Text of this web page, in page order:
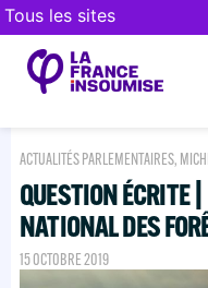
Tous les sites
ACTUALITÉS PARLEMENTAIRES,
QUESTION ÉCRITE |
NATIONAL DES
15 OCTOBRE 2019